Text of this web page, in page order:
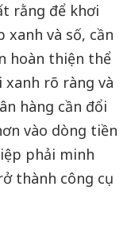
rằng để khơi
và số, cần
hoàn thiện thể
xanh rõ ràng và
hàng cần đổi
vào dòng tiền
phải minh
thành công cụ